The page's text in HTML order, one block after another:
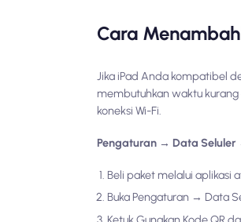
Cara
Jika iPad Anda kompatibel
membutuhkan waktu
koneksi Wi-Fi.
Pengaturan → Data Seluler
Beli paket melalui aplikasi
Buka Pengaturan → Data